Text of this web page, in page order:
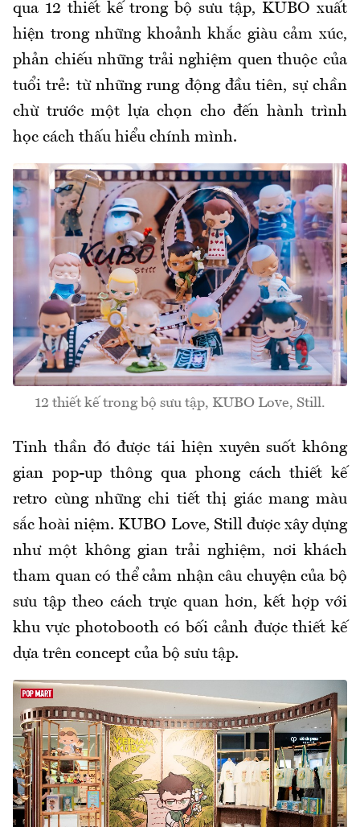
qua 12 thiết kế trong bộ sưu tập, KUBO xuất
hiện trong những khoảnh khắc giàu cảm xúc,
phản chiếu những trải nghiệm quen thuộc của
tuổi trẻ: từ những rung động đầu tiên, sự chần
chừ trước một lựa chọn cho đến hành trình
học cách thấu hiểu chính mình.
12 thiết kế trong bộ sưu tập, KUBO Love, Still.
Tinh thần đó được tái hiện xuyên suốt không
gian pop-up thông qua phong cách thiết kế
retro cùng những chi tiết thị giác mang màu
sắc hoài niệm. KUBO Love, Still được xây dựng
như một không gian trải nghiệm, nơi khách
tham quan có thể cảm nhận câu chuyện của bộ
sưu tập theo cách trực quan hơn, kết hợp với
khu vực photobooth có bối cảnh được thiết kế
dựa trên concept của bộ sưu tập.